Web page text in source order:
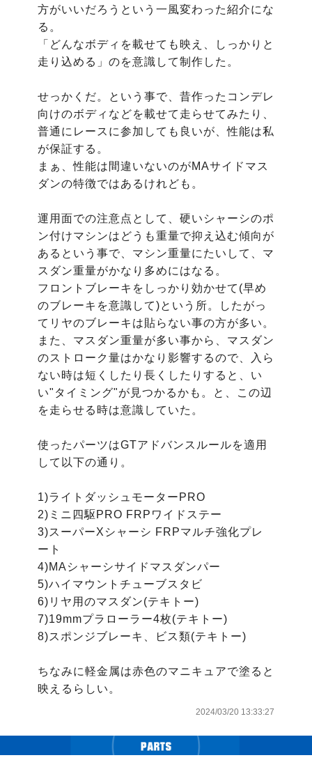
方がいいだろうという一風変わった紹介にな
る。
「どんなボディを載せても映え、しっかりと
走り込める」のを意識して制作した。
せっかくだ。という事で、昔作ったコンデレ
向けのボディなどを載せて走らせてみたり、
普通にレースに参加しても良いが、性能は私
が保証する。
まぁ、性能は間違いないのがMAサイドマス
ダンの特徴ではあるけれども。
運用面での注意点として、硬いシャーシのポ
ン付けマシンはどうも重量で抑え込む傾向が
あるという事で、マシン重量にたいして、マ
スダン重量がかなり多めにはなる。
フロントブレーキをしっかり効かせて(早め
のブレーキを意識して)という所。したがっ
てリヤのブレーキは貼らない事の方が多い。
また、マスダン重量が多い事から、マスダン
のストローク量はかなり影響するので、入ら
ない時は短くしたり長くしたりすると、い
い"タイミング"が見つかるかも。と、この辺
を走らせる時は意識していた。
使ったパーツはGTアドバンスルールを適用
して以下の通り。
1)ライトダッシュモーターPRO
2)ミニ四駆PRO FRPワイドステー
3)スーパーXシャーシ FRPマルチ強化プレ
ート
4)MAシャーシサイドマスダンパー
5)ハイマウントチューブスタビ
6)リヤ用のマスダン(テキトー)
7)19mmプラローラー4枚(テキトー)
8)スポンジブレーキ、ビス類(テキトー)
ちなみに軽金属は赤色のマニキュアで塗ると
映えるらしい。
2024/03/20 13:33:27